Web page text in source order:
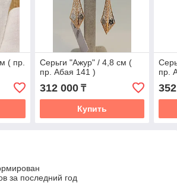
( пр.
Серьги "Ажур" / 4,8 см (
пр. Абая 141 )
312 000₸
Купить
пр.
за последний год